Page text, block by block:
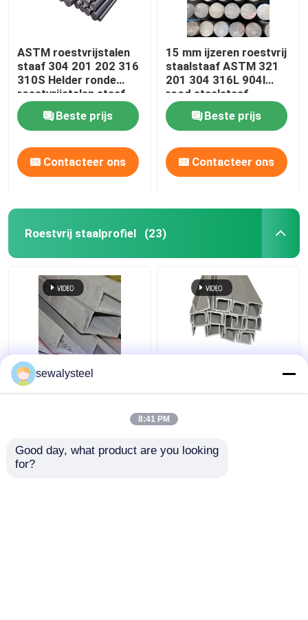
ASTM roestvrijstalen
staaf 304 201 202 316
310S Helder ronde
roestvrijstalen staaf
Beste prijs
Contacteer ons
15 mm ijzeren roestvrij
staalstaaf ASTM 321
201 304 316L 904l
rood staalstaaf
Beste prijs
Contacteer ons
Roestvrij staalprofiel (23)
410 430 904L 409L
310s Roestvrij staal
warmgewalste
hoekbalk
sewalysteel
8:41 PM
Good day, what product are you looking
for?